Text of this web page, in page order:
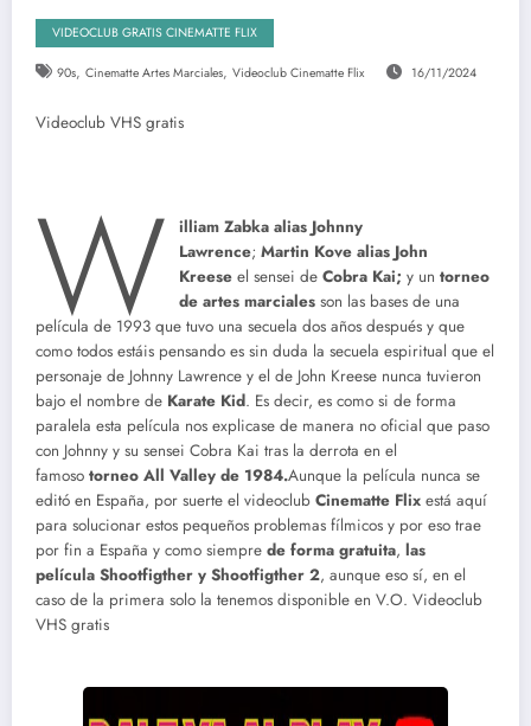
VIDEOCLUB GRATIS CINEMATTE FLIX
90s, Cinematte Artes Marciales, Videoclub Cinematte Flix 16/11/2024
Videoclub VHS gratis
W
illiam Zabka alias Johnny
Lawrence;Martin Kove alias John
Kreese el sensei deCobra Kai; y un torneo
de artes marciales son las bases de una
película de 1993 que tuvo una secuela dos años después y que
como todos estáis pensando es sin duda la secuela espiritual que el
personaje de Johnny Lawrence y el de John Kreese nunca tuvieron
bajo el nombre de Karate Kid. Es decir, es como si de forma
paralela esta película nos explicase de manera no oficial que paso
con Johnny y su sensei Cobra Kai tras la derrota en el
famoso torneo All Valley de 1984.Aunque la película nunca se
editó en España, por suerte el videoclub Cinematte Flix está aquí
para solucionar estos pequeños problemas fílmicos y por eso trae
por fin a España y como siempre de forma gratuita, las
película Shootfigther y Shootfigther 2, aunque eso sí, en el
caso de la primera solo la tenemos disponible en V.O. Videoclub
VHS gratis